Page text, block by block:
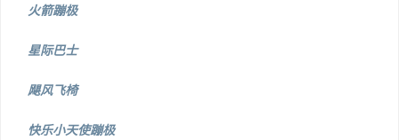
火箭蹦极
星际巴士
飓风飞椅
快乐小天使蹦极